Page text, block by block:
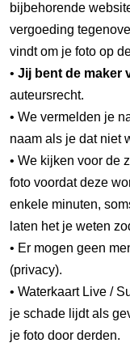
bijbehorende
vergoeding
vindt om je foto op
• Jij bent de maker
auteursrecht.
• We vermelden je
naam als je dat niet
• We kijken voor de
foto voordat deze
enkele minuten,
laten het je weten
• Er mogen geen
(privacy).
• Waterkaart Live /
je schade lijdt als
je foto door derden.